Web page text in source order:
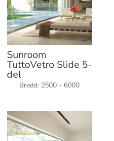
Sunroom
TuttoVetro Slide 5-
del
Bredd: 2500 - 6000